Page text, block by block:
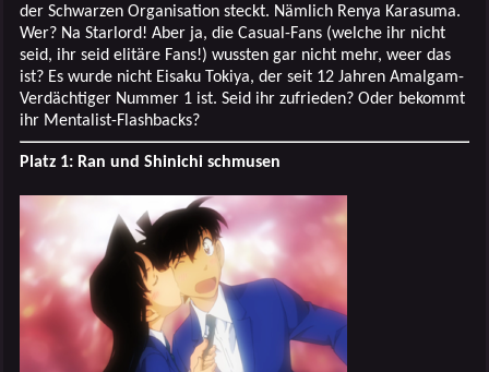
der Schwarzen Organisation steckt. Nämlich Renya Karasuma.
Wer? Na Starlord! Aber ja, die Casual-Fans (welche ihr nicht
seid, ihr seid elitäre Fans!) wussten gar nicht mehr, weer das
ist? Es wurde nicht Eisaku Tokiya, der seit 12 Jahren Amalgam-
Verdächtiger Nummer 1 ist. Seid ihr zufrieden? Oder bekommt
ihr Mentalist-Flashbacks?
Platz 1: Ran und Shinichi schmusen